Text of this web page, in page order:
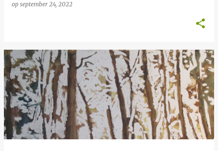
op september 24, 2022